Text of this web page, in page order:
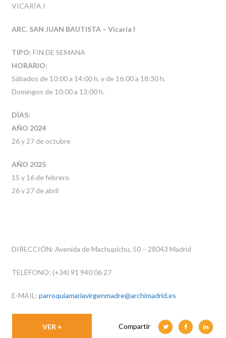
VICARÍA I
ARC. SAN JUAN BAUTISTA – Vicaría I
TIPO:FIN DE SEMANA
HORARIO:
Sábados de 10:00 a 14:00 h. y de 16:00 a 18:30 h.
Domingos de 10:00 a 13:00 h.
DÍAS:
AÑO 2024
26 y 27 de octubre
AÑO 2025
15 y 16 de febrero
26 y 27 de abril
DIRECCIÓN: Avenida de Machupichu, 50 – 28043 Madrid
TELÉFONO: (+34) 91 940 06 27
E-MAIL:parroquiamariavirgenmadre@archimadrid.es
VER + Compartir